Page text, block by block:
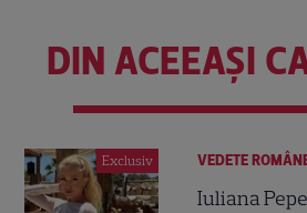
DIN ACEEAȘI
Exclusiv VEDETE
Iuliana